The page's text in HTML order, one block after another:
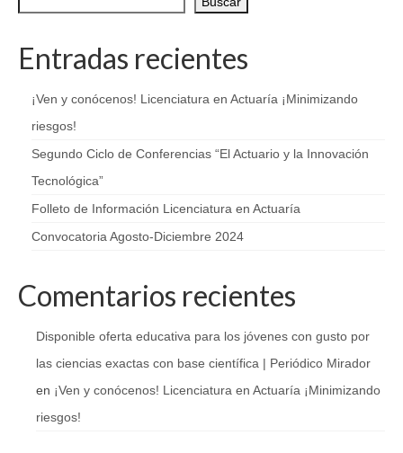
Entradas recientes
¡Ven y conócenos! Licenciatura en Actuaría ¡Minimizando
riesgos!
Segundo Ciclo de Conferencias “El Actuario y la Innovación
Tecnológica”
Folleto de Información Licenciatura en Actuaría
Convocatoria Agosto-Diciembre 2024
Comentarios recientes
Disponible oferta educativa para los jóvenes con gusto por
las ciencias exactas con base científica | Periódico Mirador
en ¡Ven y conócenos! Licenciatura en Actuaría ¡Minimizando
riesgos!